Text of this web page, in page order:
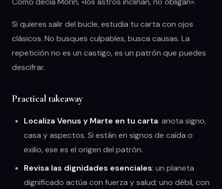
Si quieres salir del bucle, estudia tu carta con ojos
clásicos. No busques culpables, busca causas. La
repetición no es un castigo, es un patrón que puedes
descifrar.
Practical takeaway
Localiza Venus y Marte en tu carta: anota signo,
casa y aspectos. Si están en signos de caída o
exilio, ese es el origen del patrón.
Revisa las dignidades esenciales: un planeta
dignificado actúa con fuerza y salud; uno débil, con